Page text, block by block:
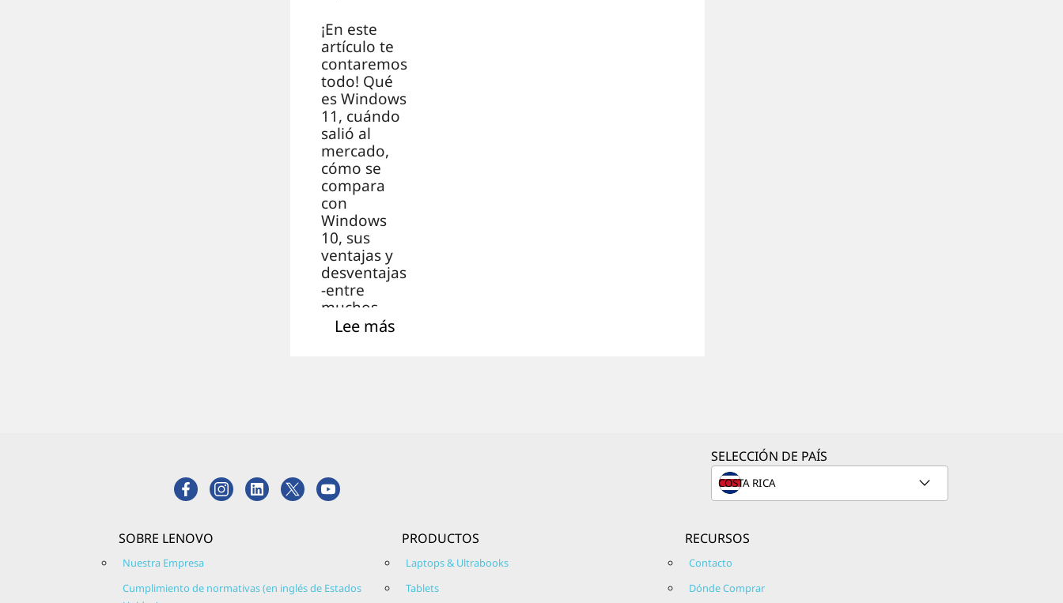
¡En este
artículo te
contaremos
todo! Qué
es Windows
11, cuándo
salió al
mercado,
cómo se
compara
con
Windows
10, sus
ventajas y
desventajas
-entre
muchos
temas más-,
sistema
operativo
Windows 11?
Si te estás
o qué es
Lee más
SELECCIÓN DE PAÍS
SOBRE LENOVO
Nuestra Empresa
Cumplimiento de normativas (en inglés de Estados
PRODUCTOS
Laptops & Ultrabooks
Tablets
RECURSOS
Contacto
Dónde Comprar